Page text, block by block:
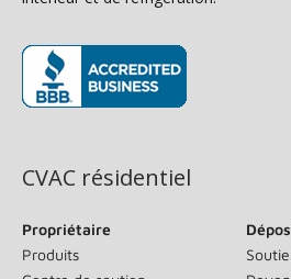
CVAC résidentiel
Propriétaire
Produits